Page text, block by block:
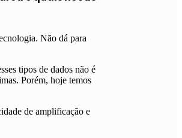
Não dá para
tipos de dados não é
Porém, hoje temos
de amplificação e